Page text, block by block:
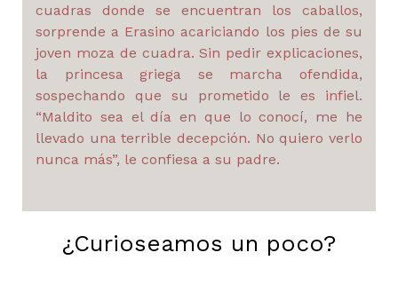
cuadras donde se encuentran los caballos,
sorprende a Erasino acariciando los pies de su
joven moza de cuadra. Sin pedir explicaciones,
la princesa griega se marcha ofendida,
sospechando que su prometido le es infiel.
“Maldito sea el día en que lo conocí, me he
llevado una terrible decepción. No quiero verlo
nunca más”, le confiesa a su padre.
¿Curioseamos un poco?